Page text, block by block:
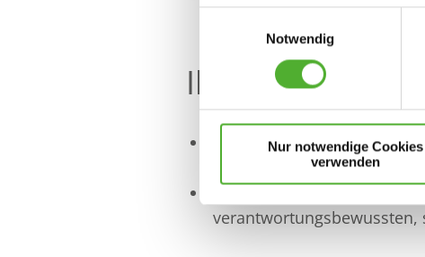
Notwendig
Nur notwendige Cookies
verwenden
Ihre Aufgaben
Sie planen, koordinieren,
unserer Auszubildenden
als persönliche
verantwortungsbewussten,